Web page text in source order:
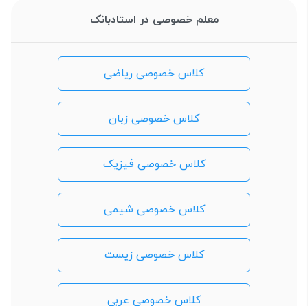
معلم خصوصی در استادبانک
کلاس خصوصی ریاضی
کلاس خصوصی زبان
کلاس خصوصی فیزیک
کلاس خصوصی شیمی
کلاس خصوصی زیست
کلاس خصوصی عربی